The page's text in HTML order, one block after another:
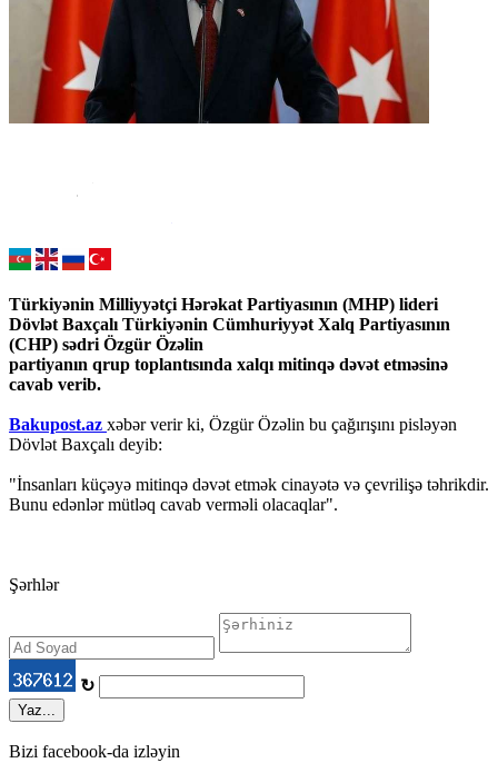
Türkiyənin Milliyyətçi Hərəkat Partiyasının (MHP) lideri
Dövlət Baxçalı Türkiyənin Cümhuriyyət Xalq Partiyasının
(CHP) sədri Özgür Özəlin
partiyanın qrup toplantısında xalqı mitinqə dəvət etməsinə
cavab verib.
Bakupost.az xəbər verir ki, Özgür Özəlin bu çağırışını pisləyən
Dövlət Baxçalı deyib:
"İnsanları küçəyə mitinqə dəvət etmək cinayətə və çevrilişə təhrikdir.
Bunu edənlər mütləq cavab verməli olacaqlar".
Şərhlər
↻
Yaz...
Bizi facebook-da izləyin